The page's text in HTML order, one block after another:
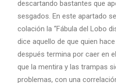
descartando bastantes que
sesgados. En este apartado
colación la “Fábula del Lobo
dice aquello de que quien
después termina por caer en
que la mentira y las trampas
problemas, con una